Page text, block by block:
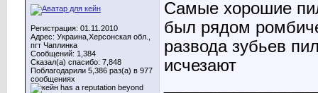
Регистрация: 01.11.2010
Адрес: Украина,Херсонская обл.,
пгт Чаплинка
Сообщений: 1,384
Сказал(а) спасибо: 7,848
Поблагодарили 5,386 раз(а) в 977
сообщениях
Самые хорошие
был рядом
развода зубьев
исчезают